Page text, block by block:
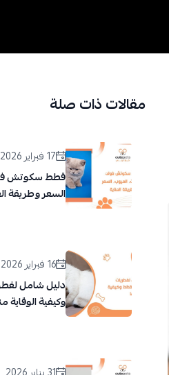
مقالات ذات صلة
17 فبراير 2026
قطط سكوتش
السعر وطريقة
16 فبراير 2026
دليل شامل
وكيفية الوقاية